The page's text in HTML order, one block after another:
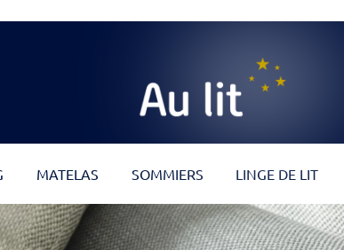
MATELAS SOMMIERS LINGE DE LIT